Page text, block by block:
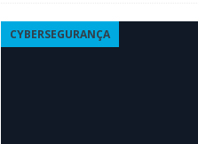
CYBERSEGURANÇA